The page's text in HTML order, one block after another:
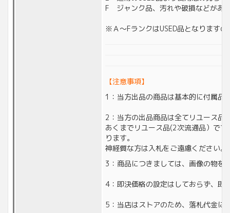
F ジャンク品、汚れや破損などがあ
※Ａ～FランクはUSED品となります
【注意事項】
1：当方出品の商品は基本的に付属品
2：当方の出品商品は全てリユース品
あくまでリユース品(2次流通品）で
ります。
神経質な方は入札をご遠慮ください。
3：商品につきましては、画像の物を
4：即決価格の設定はしておらず、即
5：当店はストアのため、落札代金に